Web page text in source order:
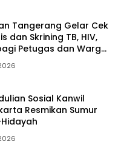
Tangerang Gelar Cek
dan Skrining TB, HIV,
Petugas dan Warga
Sosial Kanwil
Resmikan Sumur